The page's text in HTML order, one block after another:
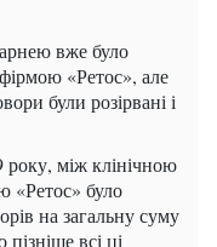
вже було
«Ретос», але
були розірвані і
року, між клінічною
«Ретос» було
на загальну суму
всі ці